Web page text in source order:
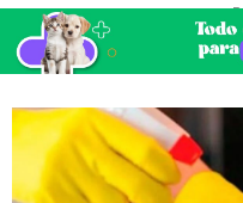
-
Cuánto cobran las
y aumentos de septiembre
Septiembre 26, 2025